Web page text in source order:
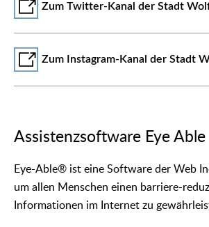
Zum Twitter-Kanal der Stadt
Zum Instagram-Kanal der Stadt
Assistenzsoftware Eye Able
Eye-Able® ist eine Software der Web
um allen Menschen einen barriere-
Informationen im Internet zu